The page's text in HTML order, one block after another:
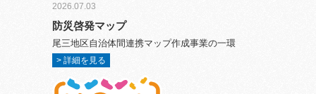
2026.07.03
防災啓発マップ
尾三地区自治体間連携マップ作成事業の一環
> 詳細を見る